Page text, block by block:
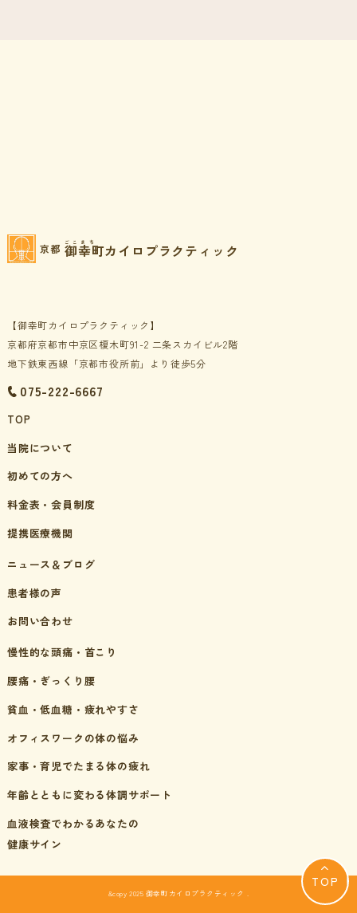
京都 ごこまち
御幸町カイロプラクティック
【御幸町カイロプラクティック】
京都府京都市中京区榎木町91-2 二条スカイビル2階
地下鉄東西線「京都市役所前」より徒歩5分
075-222-6667
TOP
当院について
初めての方へ
料金表・会員制度
提携医療機関
ニュース＆ブログ
患者様の声
お問い合わせ
慢性的な頭痛・首こり
腰痛・ぎっくり腰
貧血・低血糖・疲れやすさ
オフィスワークの体の悩み
家事・育児でたまる体の疲れ
年齢とともに変わる体調サポート
血液検査でわかるあなたの
健康サイン
&copy 2025 御幸町カイロプラクティック .
TOP